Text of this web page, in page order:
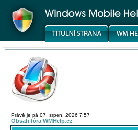
Právě je pá 07. srpen, 2026 7:57
Obsah fóra WMHelp.cz